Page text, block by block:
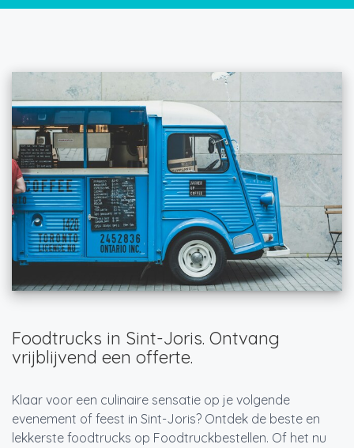
Foodtrucks in Sint-Joris. Ontvang
vrijblijvend een offerte.
Klaar voor een culinaire sensatie op je volgende
evenement of feest in Sint-Joris? Ontdek de beste en
lekkerste foodtrucks op Foodtruckbestellen. Of het nu